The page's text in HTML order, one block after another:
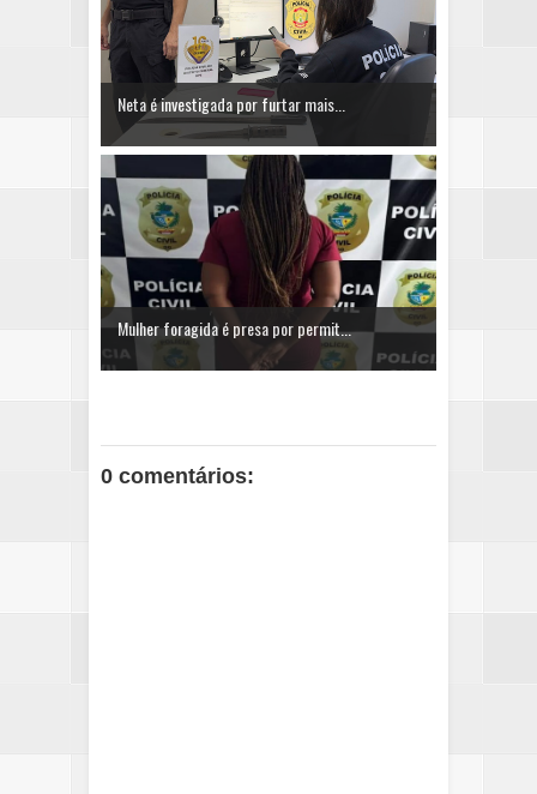
Neta é investigada por furtar mais...
Mulher foragida é presa por permit...
0 comentários: